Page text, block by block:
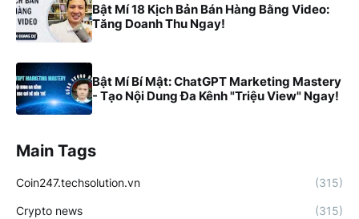
Bật Mí 18 Kịch Bản Bán Hàng Bằng Video:
Tăng Doanh Thu Ngay!
Bật Mí Bí Mật: ChatGPT Marketing Mastery
- Tạo Nội Dung Đa Kênh "Triệu View" Ngay!
Main Tags
Coin247.techsolution.vn (315)
Crypto news (315)